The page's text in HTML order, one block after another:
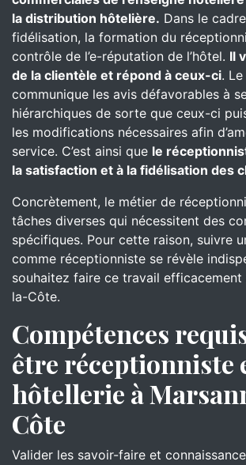
la distribution hôtelière. Dans le
fidélisation, la formation du
contrôle de l’e-réputation de l’hôtel. Il
de la clientèle et répond à ceux-ci.
communique les avis défavorables à
hiérarchiques de sorte que ceux-ci
les modifications nécessaires afin
service. C’est ainsi que le
la satisfaction et à la fidélisation des
Concrètement, le métier de
tâches diverses qui nécessitent des
spécifiques. Pour cette raison, suivre
comme réceptionniste se révèle
souhaitez faire ce travail efficacement
la-Côte.
Compétences
être réceptionniste
hôtellerie à
Côte
Valider les savoir-faire et